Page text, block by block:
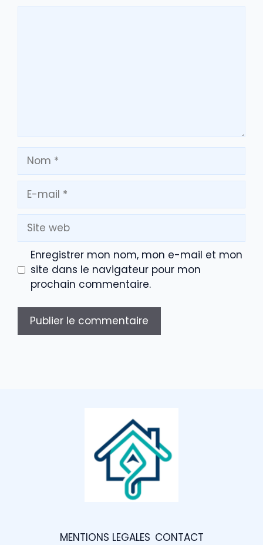
Nom
mail
Site
web
Enregistrer mon nom, mon e-mail et mon
site dans le navigateur pour mon
prochain commentaire.
MENTIONS LEGALES CONTACT